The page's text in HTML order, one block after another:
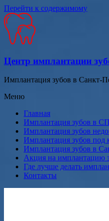
Перейти к содержимому
Центр имплантации
Имплантация зубов в Санкт-
Меню
Главная
Имплантация зубов в
Имплантация зубов
Имплантация зубов
Имплантация зубов в
Акция на имплантацию
Где лучше делать
Контакты